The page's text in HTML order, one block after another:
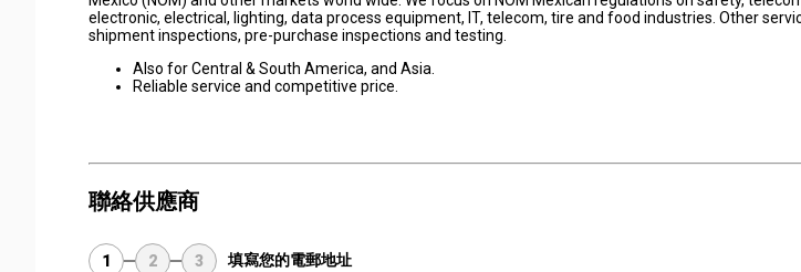
electronic, electrical, lighting, data process equipment, IT, telecom, tire and food industries. Other
shipment inspections, pre-purchase inspections and testing.
Also for Central & South America, and Asia.
Reliable service and competitive price.
聯絡供應商
1 2 3 填寫您的電郵地址